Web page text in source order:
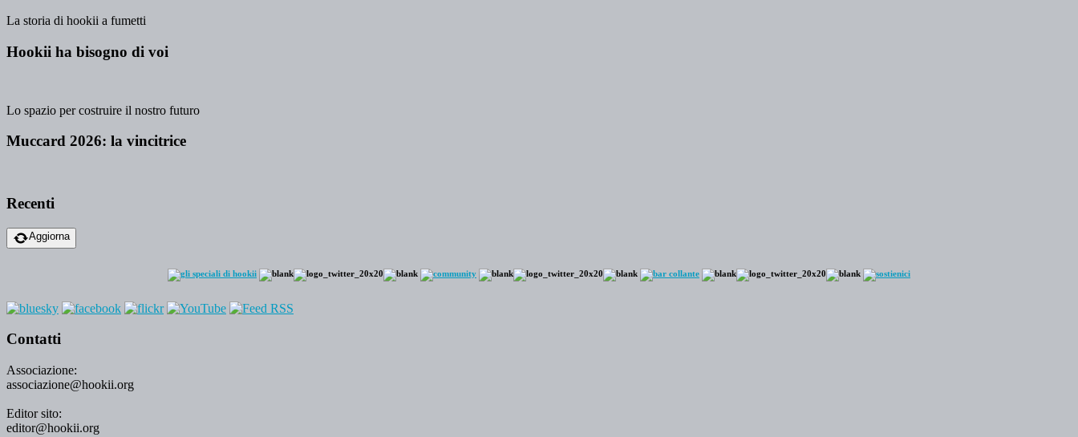
La storia di hookii a fumetti
Hookii ha bisogno di voi
Lo spazio per costruire il nostro futuro
Muccard 2026: la vincitrice
Recenti
Aggiorna
Contatti
Associazione:
associazione@hookii.org
Editor sito:
editor@hookii.org